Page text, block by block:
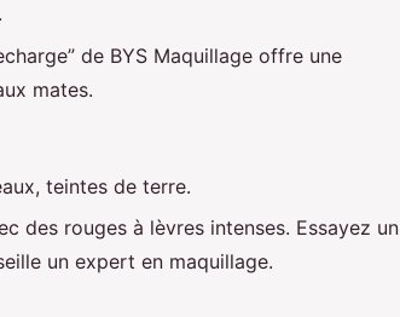
de BYS Maquillage offre une
mates.
teintes de terre.
des rouges à lèvres intenses. Essayez un
un expert en maquillage.